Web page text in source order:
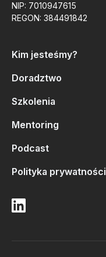
NIP: 7010947615
REGON: 384491842
Kim jesteśmy?
Doradztwo
Szkolenia
Mentoring
Podcast
Polityka prywatności